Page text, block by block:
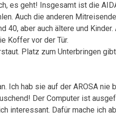
es geht! Insgesamt ist die
Auch die anderen
40, aber auch ältere und
Koffer vor der Tür.
Platz zum Unterbringen
Ich hab sie auf der AROSA
Der Computer ist
interessant. Dafür mache ich